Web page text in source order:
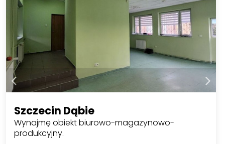
Szczecin Dąbie
Wynajmę obiekt biurowo-magazynowo-
produkcyjny.